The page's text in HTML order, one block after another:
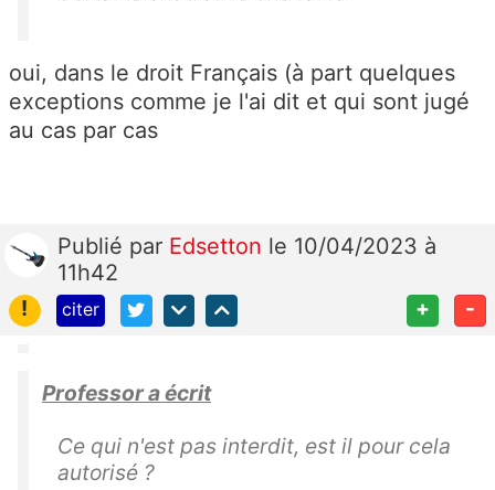
oui, dans le droit Français (à part quelques
exceptions comme je l'ai dit et qui sont jugé
au cas par cas
Publié par Edsetton le 10/04/2023 à
11h42
!
citer + -
Professor a écrit
Ce qui n'est pas interdit, est il pour cela
autorisé ?